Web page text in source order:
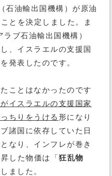
石油輸出国機構）が原油
とを決定しました。ま
ブ石油輸出国機構）
、イスラエルの支援国
発表したのです。
ことはなかったのです
イスラエルの支援国家
ちりをうける 形になり
諸国に依存していた日
なり、インフレが巻き
した物価は「 狂乱物
ました。